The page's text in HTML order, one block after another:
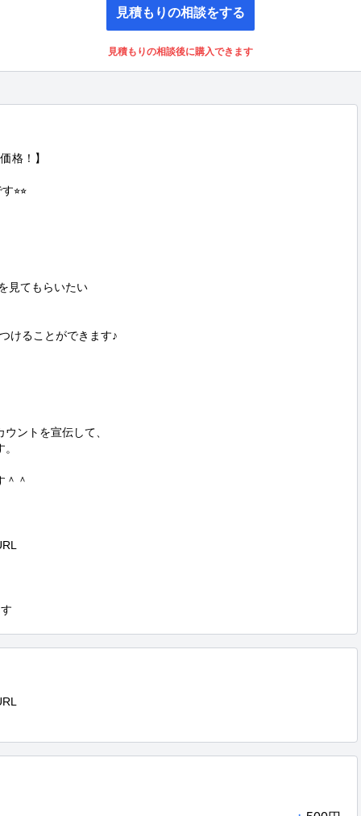
見積もりの相談をする
見積もりの相談後に購入できます
格！】
⭐︎⭐︎
見てもらいたい
けることができます♪
ントを宣伝して、
＾＾